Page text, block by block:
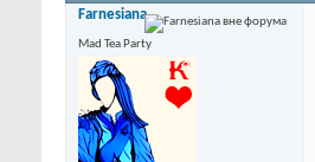
Farnesiana
Mad Tea Party